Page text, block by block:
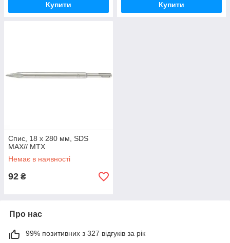
Купити Купити
Спис, 18 х 280 мм, SDS
MAX// MTX
Немає в наявності
92 ₴
Про нас
99% позитивних з 327 відгуків за рік